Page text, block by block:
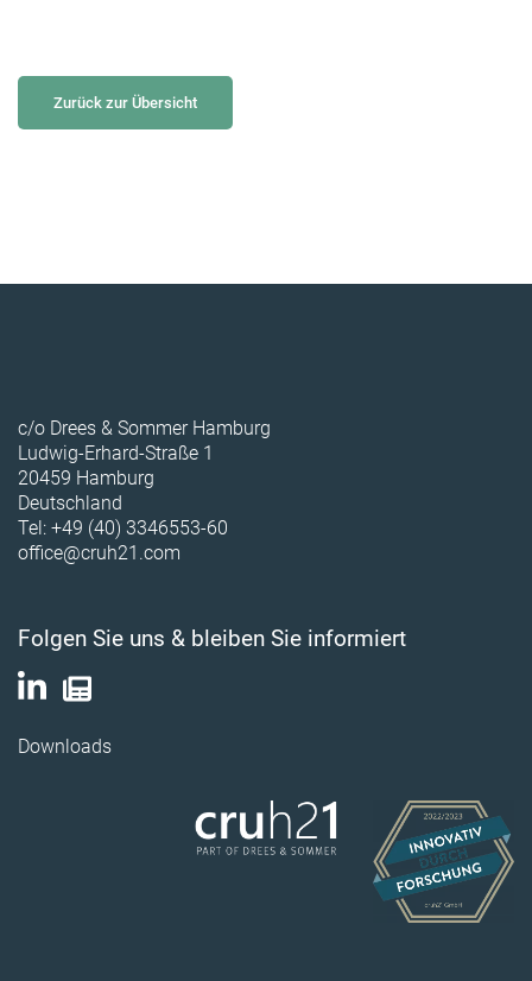
Zurück zur Übersicht
c/o Drees & Sommer Hamburg
Ludwig-Erhard-Straße 1
20459 Hamburg
Deutschland
Tel: +49 (40) 3346553-60
office@cruh21.com
Folgen Sie uns & bleiben Sie informiert
Downloads